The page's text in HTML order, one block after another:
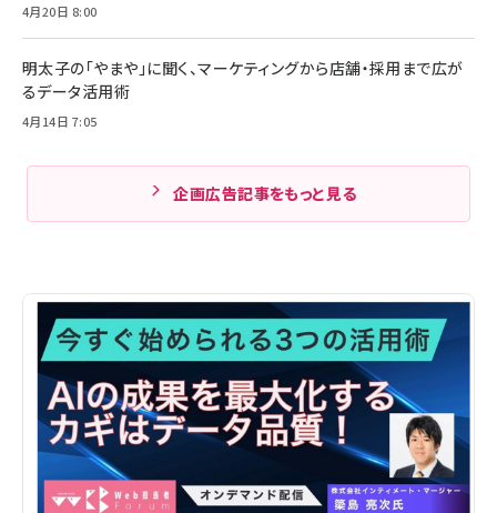
4月20日 8:00
明太子の「やまや」に聞く、マーケティングから店舗・採用まで広が
るデータ活用術
4月14日 7:05
企画広告記事をもっと見る